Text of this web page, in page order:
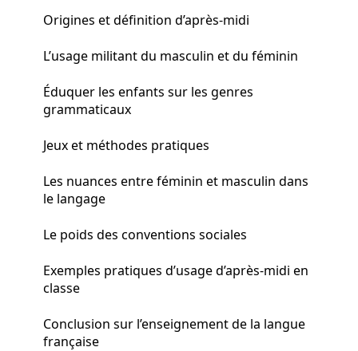
Origines et définition d’après-midi
L’usage militant du masculin et du féminin
Éduquer les enfants sur les genres
grammaticaux
Jeux et méthodes pratiques
Les nuances entre féminin et masculin dans
le langage
Le poids des conventions sociales
Exemples pratiques d’usage d’après-midi en
classe
Conclusion sur l’enseignement de la langue
française